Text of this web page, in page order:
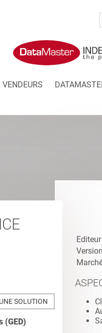
VENDEURS
SOLUTION
(GED)
Editeur
Version